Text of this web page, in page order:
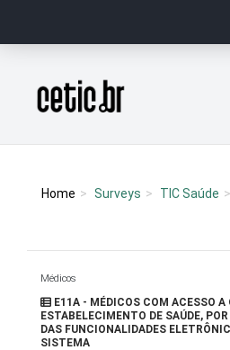
Página inicial
Home Surveys TIC Saúde
Médicos
E11A - MÉDICOS COM ACESSO A
ESTABELECIMENTO DE SAÚDE,
DAS FUNCIONALIDADES
SISTEMA